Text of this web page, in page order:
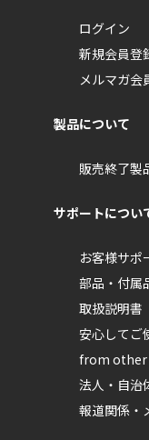
ログイン
新規会員登
メルマガ会
製品について
販売終了製
サポートについ
お客様サポ
部品・付属
取扱説明書
安心してご
from
法人・自治
報道関係・